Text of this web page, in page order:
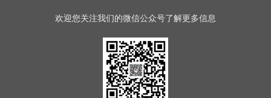
欢迎您关注我们的微信公众号了解更多信息